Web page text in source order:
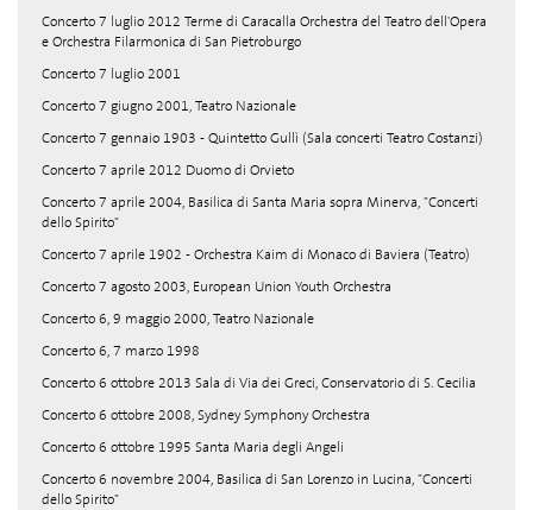
Concerto 7 luglio 2012 Terme di Caracalla Orchestra del Teatro dell'Opera
e Orchestra Filarmonica di San Pietroburgo
Concerto 7 luglio 2001
Concerto 7 giugno 2001, Teatro Nazionale
Concerto 7 gennaio 1903 - Quintetto Gullì (Sala concerti Teatro Costanzi)
Concerto 7 aprile 2012 Duomo di Orvieto
Concerto 7 aprile 2004, Basilica di Santa Maria sopra Minerva, "Concerti
dello Spirito"
Concerto 7 aprile 1902 - Orchestra Kaim di Monaco di Baviera (Teatro)
Concerto 7 agosto 2003, European Union Youth Orchestra
Concerto 6, 9 maggio 2000, Teatro Nazionale
Concerto 6, 7 marzo 1998
Concerto 6 ottobre 2013 Sala di Via dei Greci, Conservatorio di S. Cecilia
Concerto 6 ottobre 2008, Sydney Symphony Orchestra
Concerto 6 ottobre 1995 Santa Maria degli Angeli
Concerto 6 novembre 2004, Basilica di San Lorenzo in Lucina, "Concerti
dello Spirito"